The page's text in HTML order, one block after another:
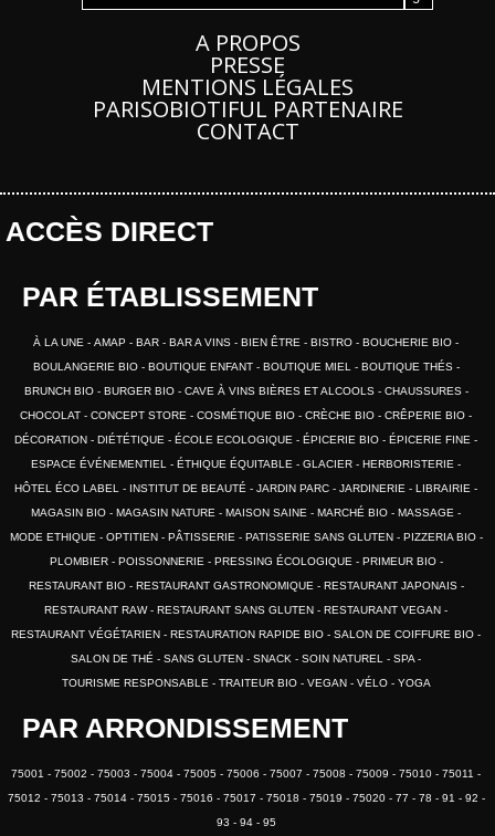
A PROPOS
PRESSE
MENTIONS LÉGALES
PARISOBIOTIFUL PARTENAIRE
CONTACT
ACCÈS DIRECT
PAR ÉTABLISSEMENT
À LA UNE AMAP BAR BAR A VINS BIEN ÊTRE BISTRO
BOUCHERIE BIO
BOULANGERIE BIO
BOUTIQUE ENFANT BOUTIQUE MIEL
BOUTIQUE THÉS
BRUNCH BIO
BURGER BIO CAVE À VINS BIÈRES ET ALCOOLS
CHAUSSURES
CHOCOLAT
CONCEPT STORE COSMÉTIQUE BIO CRÈCHE BIO
CRÊPERIE BIO
DÉCORATION
DIÉTÉTIQUE ÉCOLE ECOLOGIQUE ÉPICERIE BIO
ÉPICERIE FINE
ESPACE ÉVÉNEMENTIEL
ÉTHIQUE ÉQUITABLE GLACIER
HERBORISTERIE
HÔTEL ÉCO LABEL
INSTITUT DE BEAUTÉ JARDIN PARC JARDINERIE
LIBRAIRIE
MAGASIN BIO
MAGASIN NATURE MAISON SAINE MARCHÉ BIO
MASSAGE
MODE ETHIQUE
OPTITIEN PÂTISSERIE PATISSERIE SANS GLUTEN
PIZZERIA BIO
PLOMBIER
POISSONNERIE PRESSING ÉCOLOGIQUE
PRIMEUR BIO
RESTAURANT BIO
RESTAURANT GASTRONOMIQUE
RESTAURANT JAPONAIS
RESTAURANT RAW
RESTAURANT SANS GLUTEN
RESTAURANT VEGAN
RESTAURANT VÉGÉTARIEN
RESTAURATION RAPIDE BIO
SALON DE COIFFURE BIO
SALON DE THÉ
SANS GLUTEN SNACK SOIN NATUREL
SPA
TOURISME RESPONSABLE
TRAITEUR BIO VEGAN VÉLO YOGA
PAR ARRONDISSEMENT
75001 75002 75003 75004 75005 75006 75007 75008 75009 75010
75011
75012
75013 75014 75015 75016 75017 75018 75019 75020 77 78 91
92
93
94 95